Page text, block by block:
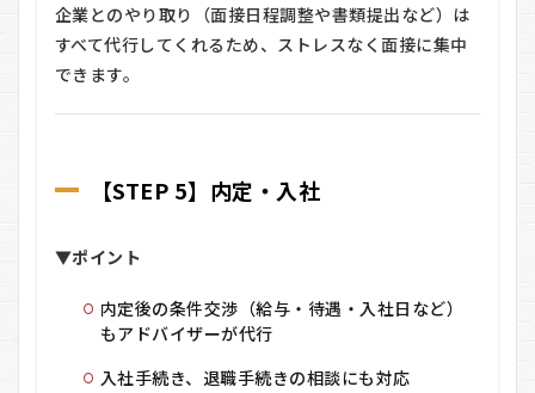
企業とのやり取り（面接日程調整や書類提出など）は
すべて代行してくれるため、ストレスなく面接に集中
できます。
【STEP 5】内定・入社
▼ポイント
内定後の条件交渉（給与・待遇・入社日など）
もアドバイザーが代行
入社手続き、退職手続きの相談にも対応